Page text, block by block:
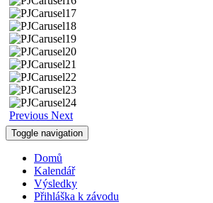
Previous Next
Toggle navigation
Domů
Kalendář
Výsledky
Přihláška k závodu